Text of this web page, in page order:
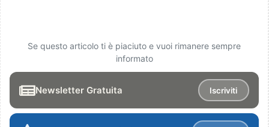
Se questo articolo ti è piaciuto e vuoi rimanere sempre
informato
Newsletter Gratuita Iscriviti